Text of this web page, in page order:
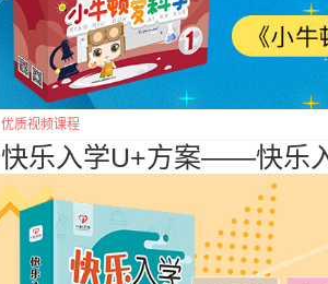
优质视频课程
快乐入学U+方案——快乐